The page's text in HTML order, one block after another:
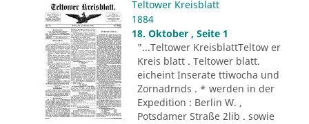
Teltower Kreisblatt
1884
18. Oktober , Seite 1
"...Teltower KreisblattTeltow er
Kreis blatt . Teltower blatt.
eicheint Inserate ttiwocha und
Zornadrnds . * werden in der
Expedition : Berlin W. ,
Potsdamer Straße 2lib . sowie